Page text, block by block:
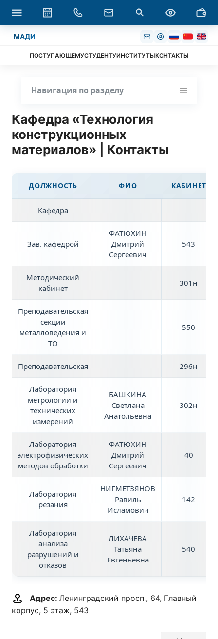
МАДИ
ПОСТУПАЮЩЕМУСТУДЕНТУИНСТИТУТЫКОНТАКТЫ
Кафедра «Технология
конструкционных
материалов» | Контакты
ДОЛЖНОСТЬ ФИО КАБИНЕТ
Кафедра
Зав. кафедрой
ФАТЮХИН
Дмитрий
Сергеевич
543
Методический
кабинет
301н
Преподавательская
секции
металловедения и
ТО
550
Преподавательская 296н
Лаборатория
метрологии и
технических
измерений
БАШКИНА
Светлана
Анатольевна
302н
Лаборатория
электрофизических
методов обработки
ФАТЮХИН
Дмитрий
Сергеевич
40
Лаборатория
резания
НИГМЕТЗЯНОВ
Равиль
Исламович
142
Лаборатория
анализа
разрушений и
отказов
ЛИХАЧЕВА
Татьяна
Евгеньевна
540
Адрес: Ленинградский просп., 64, Главный
корпус, 5 этаж, 543
Навигация по разделу